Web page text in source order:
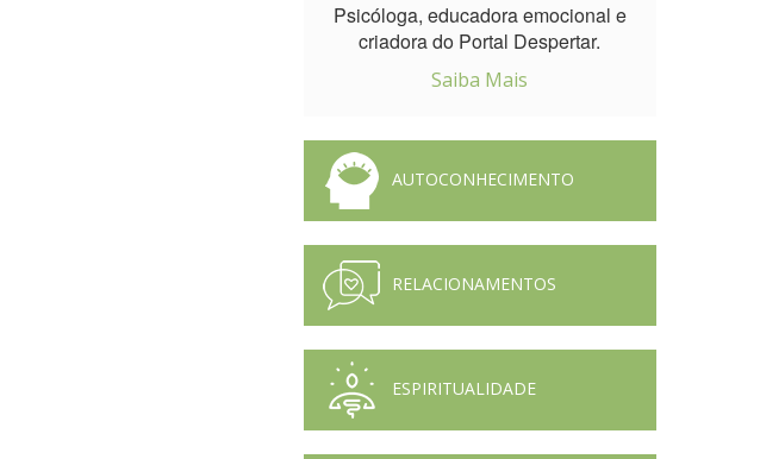
Psicóloga, educadora emocional e
criadora do Portal Despertar.
Saiba Mais
AUTOCONHECIMENTO
RELACIONAMENTOS
ESPIRITUALIDADE